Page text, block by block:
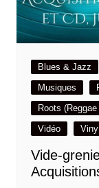
Blues & Jazz
Musiques
Roots
Vidéo
Vide-